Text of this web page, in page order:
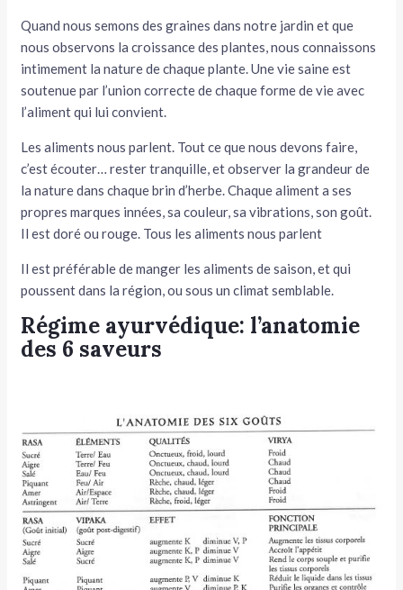
Quand nous semons des graines dans notre jardin et que
nous observons la croissance des plantes, nous connaissons
intimement la nature de chaque plante. Une vie saine est
soutenue par l’union correcte de chaque forme de vie avec
l’aliment qui lui convient.
Les aliments nous parlent. Tout ce que nous devons faire,
c’est écouter… rester tranquille, et observer la grandeur de
la nature dans chaque brin d’herbe. Chaque aliment a ses
propres marques innées, sa couleur, sa vibrations, son goût.
Il est doré ou rouge. Tous les aliments nous parlent
Il est préférable de manger les aliments de saison, et qui
poussent dans la région, ou sous un climat semblable.
Régime ayurvédique: l’anatomie
des 6 saveurs